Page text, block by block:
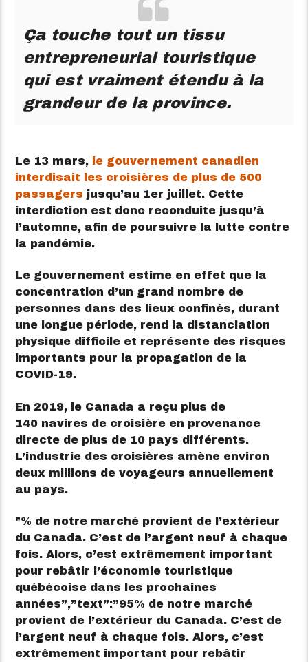
Ça touche tout un tissu
entrepreneurial touristique
qui est vraiment étendu à la
grandeur de la province.
Le 13 mars,
le gouvernement canadien
interdisait les croisières de plus de 500
passagers jusqu’au 1er juillet. Cette
interdiction est donc reconduite jusqu’à
l’automne, afin de poursuivre la lutte contre
la pandémie.
Le gouvernement estime en effet que la
concentration d’un grand nombre de
personnes dans des lieux confinés, durant
une longue période, rend la distanciation
physique difficile et représente des risques
importants pour la propagation de la
COVID-19.
En 2019, le Canada a reçu plus de
140 navires de croisière en provenance
directe de plus de 10 pays différents.
L’industrie des croisières amène environ
deux millions de voyageurs annuellement
au pays.
% de notre marché provient de l’extérieur
du Canada. C’est de l’argent neuf à chaque
fois. Alors, c’est extrêmement important
pour rebâtir l’économie touristique
québécoise dans les prochaines
années”,”text”:”95% de notre marché
provient de l’extérieur du Canada. C’est de
l’argent neuf à chaque fois. Alors, c’est
extrêmement important pour rebâtir